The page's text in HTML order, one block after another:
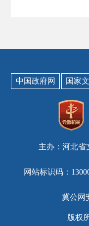
中国政府网 国家
主办：河北省
网站标识码：
冀公网
版权